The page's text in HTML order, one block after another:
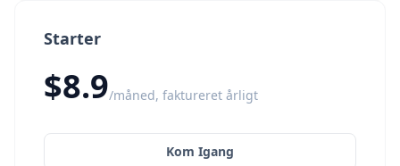
Starter
$8.9/måned, faktureret årligt
Kom Igang